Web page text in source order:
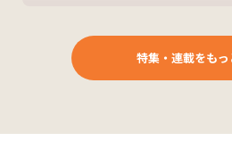
特集・連載をも